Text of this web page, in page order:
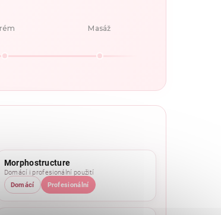
Masáž
Morphostructure
Domácí i profesionální použití
Domácí
Profesionální